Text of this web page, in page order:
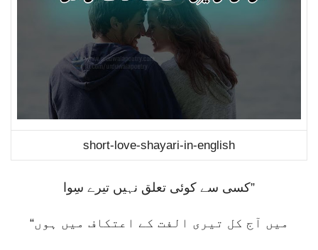
short-love-shayari-in-english
کسی سے کوئی تعلق نہیں تیرے سِوا”
“میں آج کل تیری الفت کے اعتکاف میں ہوں